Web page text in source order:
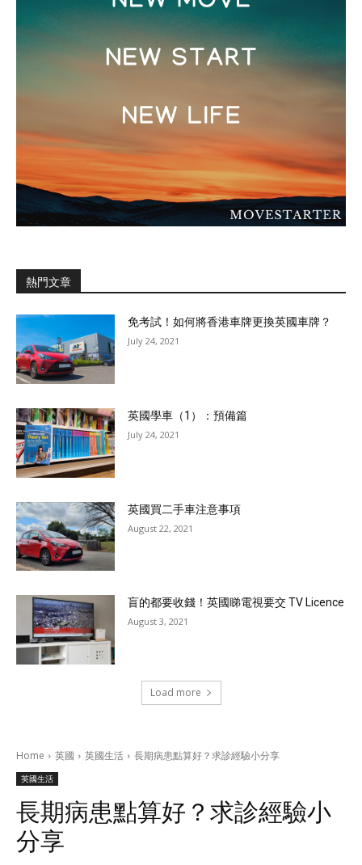
熱門文章
免考試！如何將香港車牌更換英國車牌？
July 24, 2021
英國學車（1）：預備篇
July 24, 2021
英國買二手車注意事項
August 22, 2021
盲的都要收錢！英國睇電視要交 TV Licence
August 3, 2021
Load more